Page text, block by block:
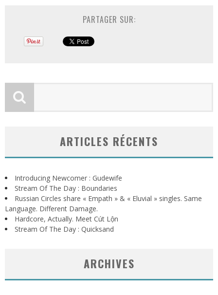
PARTAGER SUR:
ARTICLES RÉCENTS
Introducing Newcomer : Gudewife
Stream Of The Day : Boundaries
Russian Circles share « Empath » & « Eluvial » singles. Same
Language. Different Damage.
Hardcore, Actually. Meet Cút Lộn
Stream Of The Day : Quicksand
ARCHIVES